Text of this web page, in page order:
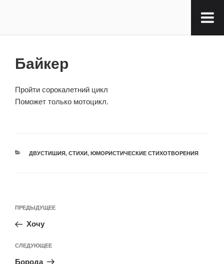
Байкер
Пройти сорокалетний цикл
Поможет только мотоцикл.
ДВУСТИШИЯ, СТИХИ, ЮМОРИСТИЧЕСКИЕ СТИХОТВОРЕНИЯ
ПРЕДЫДУЩЕЕ
Хочу
СЛЕДУЮЩЕЕ
Борода